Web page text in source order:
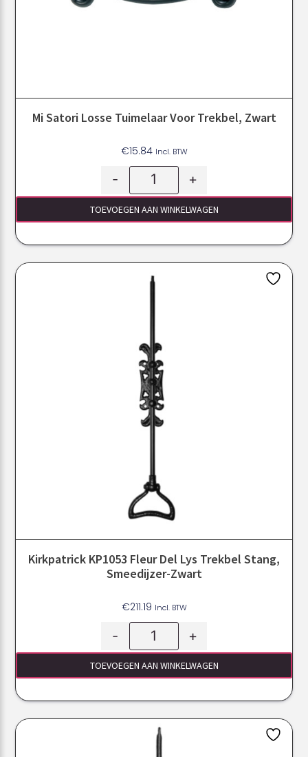
Mi Satori Losse Tuimelaar Voor Trekbel, Zwart
€15.84 Incl. BTW
- +
TOEVOEGEN AAN WINKELWAGEN
Kirkpatrick KP1053 Fleur Del Lys Trekbel Stang,
Smeedijzer-Zwart
€211.19 Incl. BTW
- +
TOEVOEGEN AAN WINKELWAGEN